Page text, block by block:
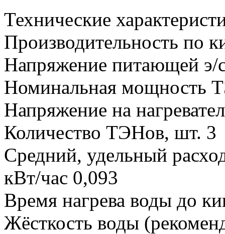
Технические
Производительность по
Напряжение питающей э/
Номинальная мощность
Напряжение на
Количество ТЭНов, шт. 3
Средний, удельный
кВт/час 0,093
Время нагрева воды до
Жёсткость воды